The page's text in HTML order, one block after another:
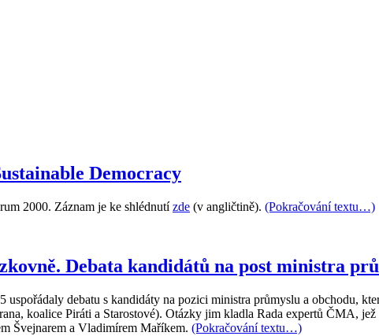
Democracy
2000. Záznam je ke shlédnutízde (v angličtině). (Pokračování textu…)
Debata kandidátů na post ministra
uspořádaly debatu s kandidáty na pozici ministra průmyslu a
koalice Piráti a Starostové). Otázky jim kladla Rada expertů ČMA,
Švejnarem a Vladimírem Maříkem. (Pokračování textu…)